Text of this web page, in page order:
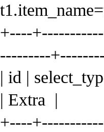
+----
---------
| id |
| Extra |
+----